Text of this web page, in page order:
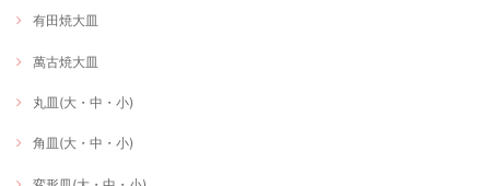
有田焼大皿
萬古焼大皿
丸皿(大・中・小)
角皿(大・中・小)